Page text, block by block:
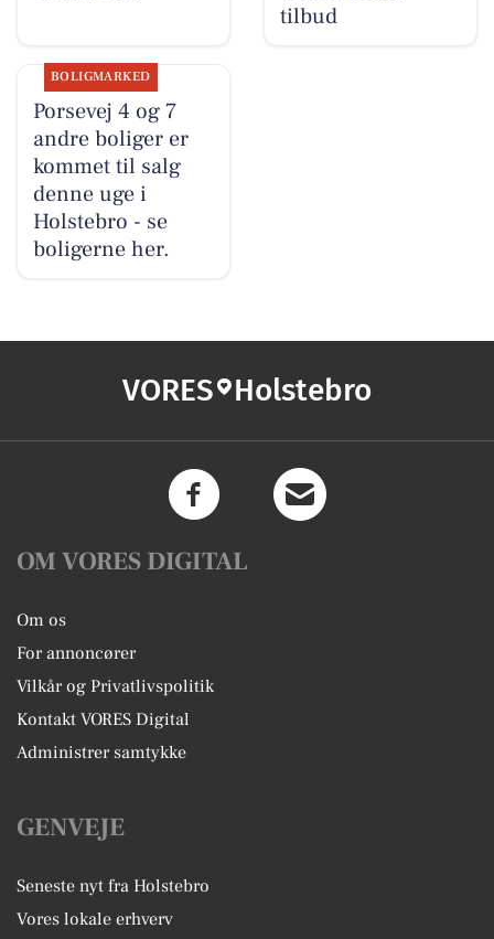
tilbud
BOLIGMARKED
Porsevej 4 og 7
andre boliger er
kommet til salg
denne uge i
Holstebro - se
boligerne her.
VORES Holstebro
OM VORES DIGITAL
Om os
For annoncører
Vilkår og Privatlivspolitik
Kontakt VORES Digital
Administrer samtykke
GENVEJE
Seneste nyt fra Holstebro
Vores lokale erhverv